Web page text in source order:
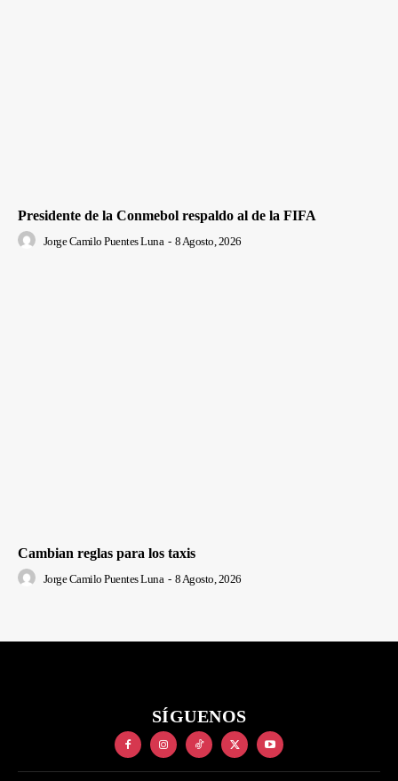
Presidente de la Conmebol respaldo al de la FIFA
Jorge Camilo Puentes Luna - 8 Agosto, 2026
Cambian reglas para los taxis
Jorge Camilo Puentes Luna - 8 Agosto, 2026
SÍGUENOS